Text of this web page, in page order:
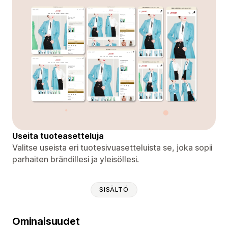
Useita tuoteasetteluja
Valitse useista eri tuotesivuasetteluista se, joka sopii
parhaiten brändillesi ja yleisöllesi.
SISÄLTÖ
Ominaisuudet